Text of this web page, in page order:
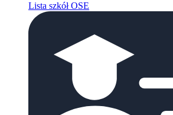
Lista szkół OSE